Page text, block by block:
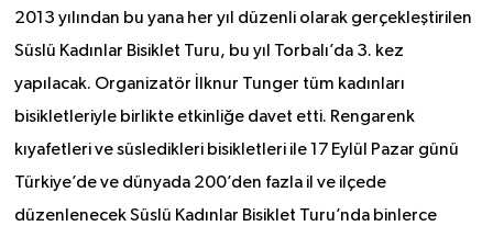
2013 yılından bu yana her yıl düzenli olarak gerçekleştirilen
Süslü Kadınlar Bisiklet Turu, bu yıl Torbalı’da 3. kez
yapılacak. Organizatör İlknur Tunger tüm kadınları
bisikletleriyle birlikte etkinliğe davet etti. Rengarenk
kıyafetleri ve süsledikleri bisikletleri ile 17 Eylül Pazar günü
Türkiye’de ve dünyada 200’den fazla il ve ilçede
düzenlenecek Süslü Kadınlar Bisiklet Turu’nda binlerce